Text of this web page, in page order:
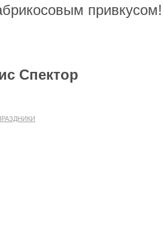
привкусом!
Спектор